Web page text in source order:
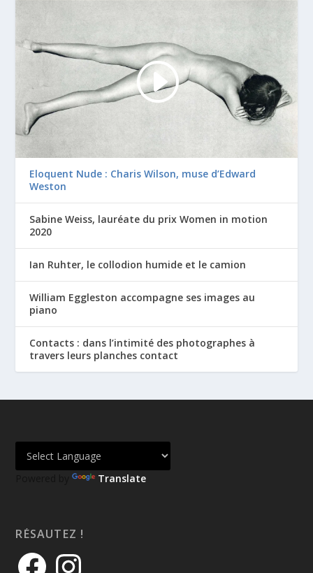
Eloquent Nude : Charis Wilson, muse d’Edward
Weston
Sabine Weiss, lauréate du prix Women in motion
2020
Ian Ruhter, le collodion humide et le camion
William Eggleston accompagne ses images au
piano
Contacts : dans l’intimité des photographes à
travers leurs planches contact
Powered by Translate
RÉSAUTEZ !